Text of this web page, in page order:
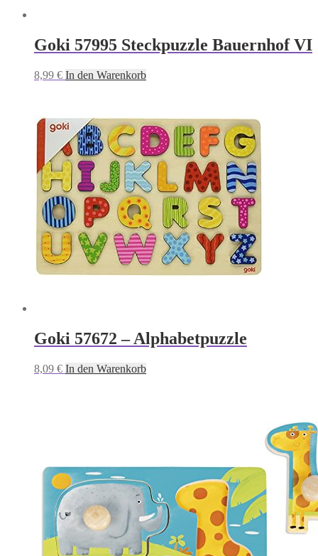
Goki 57995 Steckpuzzle Bauernhof VI
8,99 € In den Warenkorb
Goki 57672 – Alphabetpuzzle
8,09 € In den Warenkorb